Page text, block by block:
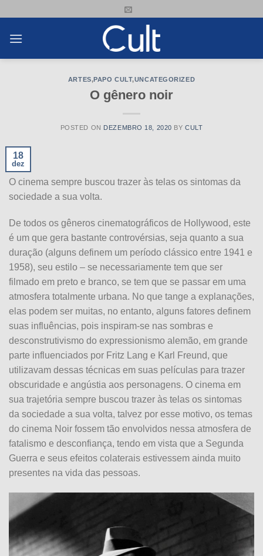
content
ARTES,PAPO CULT,UNCATEGORIZED
O gênero noir
POSTED ON DEZEMBRO 18, 2020 BYCULT
18
dez
O cinema sempre buscou trazer às telas os sintomas da
sociedade a sua volta.
De todos os gêneros cinematográficos de Hollywood, este
é um que gera bastante controvérsias, seja quanto a sua
duração (alguns definem um período clássico entre 1941 e
1958), seu estilo – se necessariamente tem que ser
filmado em preto e branco, se tem que se passar em uma
atmosfera totalmente urbana. No que tange a explanações,
elas podem ser muitas, no entanto, alguns fatores definem
suas influências, pois inspiram-se nas sombras e
desconstrutivismo do expressionismo alemão, em grande
parte influenciados por Fritz Lang e Karl Freund, que
utilizavam dessas técnicas em suas películas para trazer
obscuridade e angústia aos personagens. O cinema em
sua trajetória sempre buscou trazer às telas os sintomas
da sociedade a sua volta, talvez por esse motivo, os temas
do cinema Noir fossem tão envolvidos nessa atmosfera de
fatalismo e desconfiança, tendo em vista que a Segunda
Guerra e seus efeitos colaterais estivessem ainda muito
presentes na vida das pessoas.